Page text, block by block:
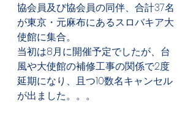
協会員及び協会員の同伴、合計37名
が東京・元麻布にあるスロバキア大
使館に集合。
当初は8月に開催予定でしたが、台
風や大使館の補修工事の関係で2度
延期になり、且つ10数名キャンセル
が出ました。。。